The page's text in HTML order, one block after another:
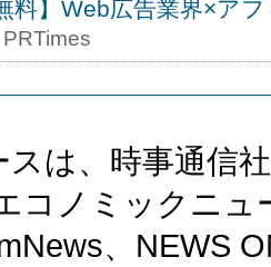
料】Web広告業界×ア
は、時事通信
コノミックニ
、NEWS